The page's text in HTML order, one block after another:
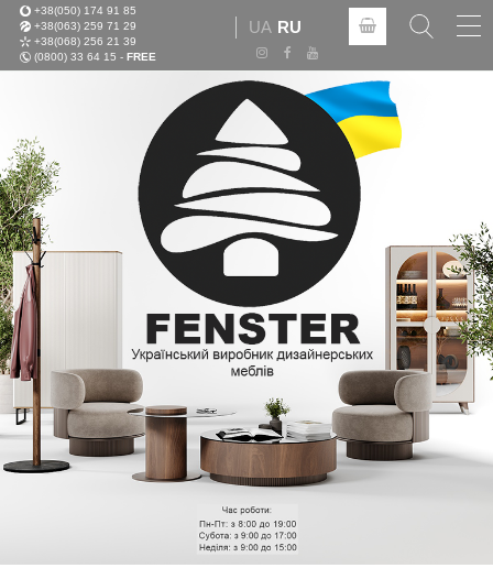
+38(050) 174 91 85
+38(063) 259 71 29
+38(068) 256 21 39
(0800) 33 64 15 - FREE
UA RU